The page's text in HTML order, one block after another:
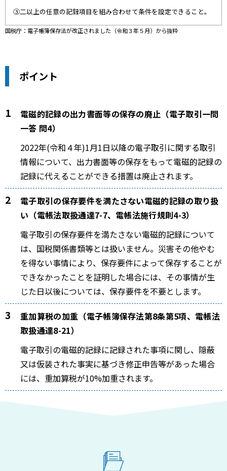
③二以上の任意の記録項目を組み合わせて条件を設定できること。
国税庁：電子帳簿保存法が改正されました（令和３年５月）から抜粋
ポイント
電磁的記録の出力書面等の保存の廃止（電子取引一問
一答 問4）
2022年(令和４年)1月1日以降の電子取引に関する取引
情報について、出力書面等の保存をもって電磁的記録の
記録に代えることができる措置は廃止されます。
電子取引の保存要件を満たさない電磁的記録の取り扱
い（電帳法取扱通達7-7、電帳法施行規則4-3）
電子取引の保存要件を満たさない電磁的記録について
は、国税関係書類等とは扱いません。災害その他やむ
を得ない事情により、保存要件によって保存することが
できなかったことを証明した場合には、その事情が生
じた日以後については、保存要件を不要とします。
重加算税の加重（電子帳簿保存法第8条第5項、電帳法
取扱通達8-21）
電子取引の電磁的記録に記録された事項に関し、隠蔽
又は仮装された事実に基づき修正申告等があった場合
には、重加算税が10%加重されます。